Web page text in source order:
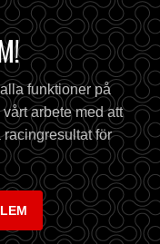
funktioner på
arbete med att
för